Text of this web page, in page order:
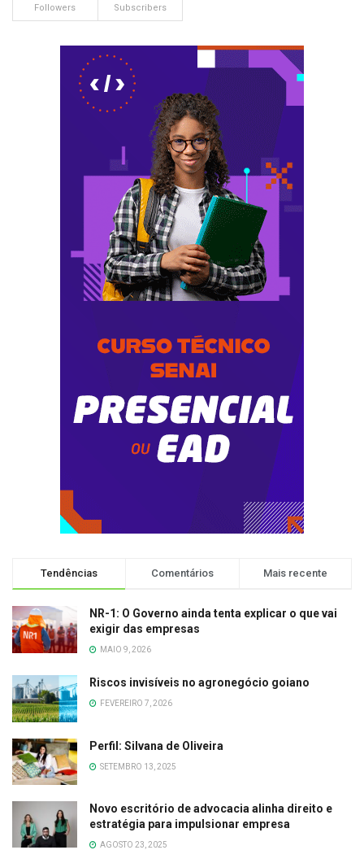
Followers Subscribers
Tendências Comentários Mais recente
NR-1: O Governo ainda tenta explicar o que vai
exigir das empresas
MAIO 9, 2026
Riscos invisíveis no agronegócio goiano
FEVEREIRO 7, 2026
Perfil: Silvana de Oliveira
SETEMBRO 13, 2025
Novo escritório de advocacia alinha direito e
estratégia para impulsionar empresa
AGOSTO 23, 2025